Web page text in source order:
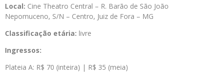
Local: Cine Theatro Central – R. Barão de São João
Nepomuceno, S/N – Centro, Juiz de Fora – MG
Classificação etária: livre
Ingressos:
Plateia A: R$ 70 (inteira) | R$ 35 (meia)